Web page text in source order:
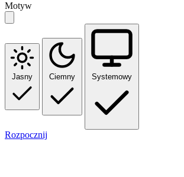
Motyw
Jasny Ciemny Systemowy
Rozpocznij